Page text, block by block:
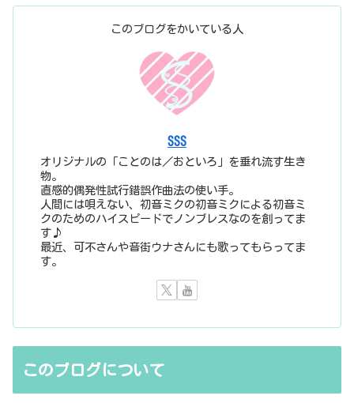
このブログをかいている人
SSS
オリジナルの「ことのは／おといろ」を垂れ流す生き
物。
直感的偶発性試行錯誤作曲法の使い手。
人間には唄えない、初音ミクの初音ミクによる初音ミ
クのためのハイスピードでノンブレスなのを創ってま
す♪
最近、可不さんや音街ウナさんにも歌ってもらってま
す。
このブログについて